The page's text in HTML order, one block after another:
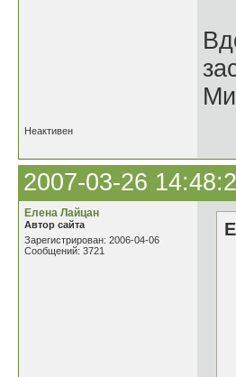
Неактивен
2007-03-26
Елена Лайцан
Автор сайта
Зарегистрирован: 2006-04-06
Сообщений: 3721